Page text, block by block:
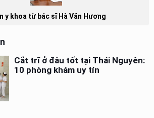
y khoa từ bác sĩ Hà Văn Hương
Cắt trĩ ở đâu tốt tại Thái Nguyên:
10 phòng khám uy tín